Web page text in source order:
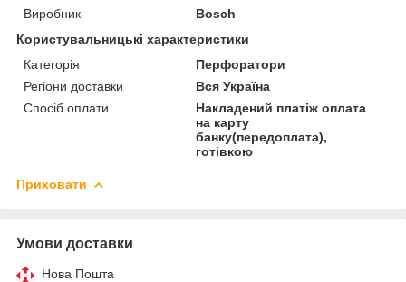
Виробник
Bosch
Користувальницькі характеристики
Категорія
Перфоратори
Регіони доставки
Вся Україна
Спосіб оплати
Накладений платіж оплата
на карту
банку(передоплата),
готівкою
Приховати
Умови доставки
Нова Пошта